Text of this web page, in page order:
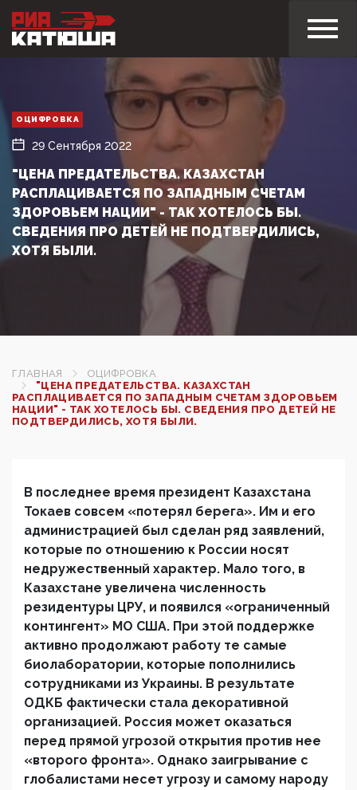
ОЦИФРОВКА
29 Сентября 2022
"ЦЕНА ПРЕДАТЕЛЬСТВА. КАЗАХСТАН
РАСПЛАЦИВАЕТСЯ ПО ЗАПАДНЫМ СЧЕТАМ
ЗДОРОВЬЕМ НАЦИИ" - ТАК ХОТЕЛОСЬ БЫ.
СВЕДЕНИЯ ПРО ДЕТЕЙ НЕ ПОДТВЕРДИЛИСЬ,
ХОТЯ БЫЛИ.
ГЛАВНАЯ
ОЦИФРОВКА
"ЦЕНА ПРЕДАТЕЛЬСТВА. КАЗАХСТАН
РАСПЛАЦИВАЕТСЯ ПО ЗАПАДНЫМ СЧЕТАМ ЗДОРОВЬЕМ
НАЦИИ" - ТАК ХОТЕЛОСЬ БЫ. СВЕДЕНИЯ ПРО ДЕТЕЙ НЕ
ПОДТВЕРДИЛИСЬ, ХОТЯ БЫЛИ.
В последнее время президент Казахстана
Токаев совсем «потерял берега». Им и его
администрацией был сделан ряд заявлений,
которые по отношению к России носят
недружественный характер. Мало того, в
Казахстане увеличена численность
резидентуры ЦРУ, и появился «ограниченный
контингент» МО США. При этой поддержке
активно продолжают работу те самые
биолаборатории, которые пополнились
сотрудниками из Украины. В результате
ОДКБ фактически стала декоративной
организацией. Россия может оказаться
перед прямой угрозой открытия против нее
«второго фронта». Однако заигрывание с
глобалистами несет угрозу и самому народу